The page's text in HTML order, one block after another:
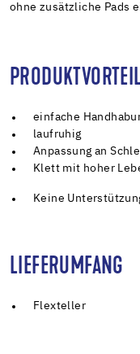
ohne zusätzliche Pads
einfache
laufruhig
Anpassung an
Klett mit hoher
Keine
LIEFERUMFANG
Flexteller